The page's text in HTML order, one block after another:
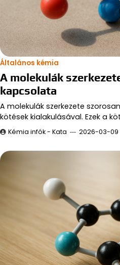
Általános kémia
A molekulák
kapcsolata
A molekulák szerkezete
kötések kialakulásával. Ezek a
Kémia infók - Kata 2026-03-09